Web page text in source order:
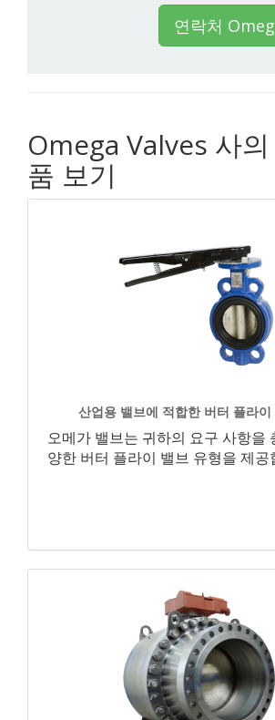
연락처
Omega Valves 사
품 보기
산업용 밸브에 적합한 버터 플라이
오메가 밸브는 귀하의 요구 사항을
양한 버터 플라이 밸브 유형을 제공